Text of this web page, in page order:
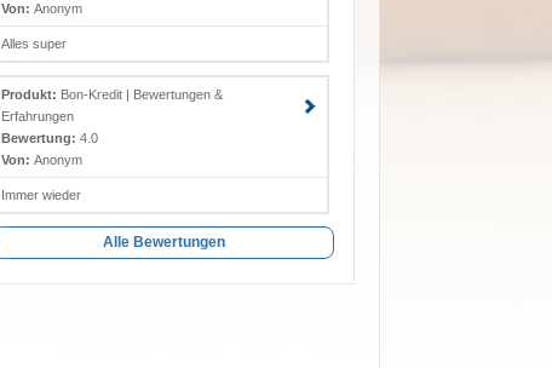
Von: Anonym
Alles super
Produkt: Bon-Kredit | Bewertungen &
Erfahrungen
Bewertung: 4.0
Von: Anonym
Immer wieder
Alle Bewertungen